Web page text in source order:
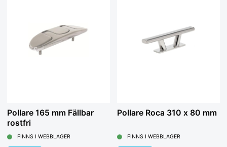
Pollare 165 mm Fällbar
rostfri
FINNS I WEBBLAGER
Pollare Roca 310 x 80 mm
FINNS I WEBBLAGER